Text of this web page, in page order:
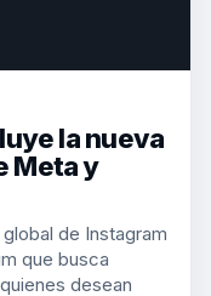
la nueva
Meta y
de Instagram
que busca
desean